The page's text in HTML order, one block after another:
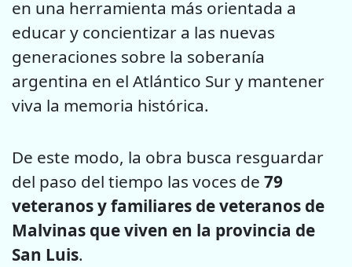
en una herramienta más orientada a
educar y concientizar a las nuevas
generaciones sobre la soberanía
argentina en el Atlántico Sur y mantener
viva la memoria histórica.
De este modo, la obra busca resguardar
del paso del tiempo las voces de 79
veteranos y familiares de veteranos de
Malvinas que viven en la provincia de
San Luis.